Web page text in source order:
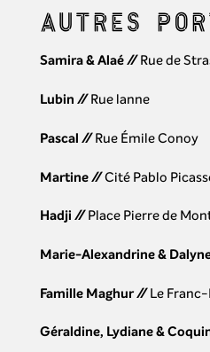
Autres
Samira & Alaé//Rue de
Lubin //Rue lanne
Pascal //Rue Émile Conoy
Martine//Cité Pablo
Hadji //Place Pierre de
Marie-Alexandrine &
Famille Maghur//Le
Géraldine, Lydiane &